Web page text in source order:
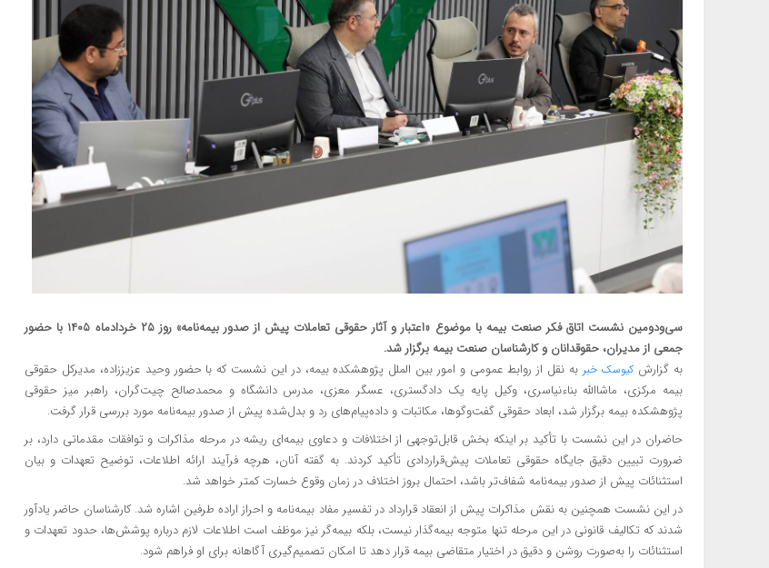
سی‌ودومین نشست اتاق فکر صنعت بیمه با موضوع «اعتبار و آثار حقوقی تعاملات پیش از صدور بیمه‌نامه» روز ۲۵ خردادماه ۱۴۰۵ با حضور
جمعی از مدیران، حقوقدانان و کارشناسان صنعت بیمه برگزار شد.
به گزارش کیوسک خبر به نقل از روابط عمومی و امور بین الملل پژوهشکده بیمه، در این نشست که با حضور وحید عزیززاده، مدیرکل حقوقی
بیمه مرکزی، ماشاالله بناءنیاسری، وکیل پایه یک دادگستری، عسگر معزی، مدرس دانشگاه و محمدصالح چیت‌گران، راهبر میز حقوقی
پژوهشکده بیمه برگزار شد، ابعاد حقوقی گفت‌وگوها، مکاتبات و داده‌پیام‌های رد و بدل‌شده پیش از صدور بیمه‌نامه مورد بررسی قرار گرفت.
حاضران در این نشست با تأکید بر اینکه بخش قابل‌توجهی از اختلافات و دعاوی بیمه‌ای ریشه در مرحله مذاکرات و توافقات مقدماتی دارد، بر
ضرورت تبیین دقیق جایگاه حقوقی تعاملات پیش‌قراردادی تأکید کردند. به گفته آنان، هرچه فرآیند ارائه اطلاعات، توضیح تعهدات و بیان
استثنائات پیش از صدور بیمه‌نامه شفاف‌تر باشد، احتمال بروز اختلاف در زمان وقوع خسارت کمتر خواهد شد.
در این نشست همچنین به نقش مذاکرات پیش از انعقاد قرارداد در تفسیر مفاد بیمه‌نامه و احراز اراده طرفین اشاره شد. کارشناسان حاضر یادآور
شدند که تکالیف قانونی در این مرحله تنها متوجه بیمه‌گذار نیست، بلکه بیمه‌گر نیز موظف است اطلاعات لازم درباره پوشش‌ها، حدود تعهدات و
استثنائات را به‌صورت روشن و دقیق در اختیار متقاضی بیمه قرار دهد تا امکان تصمیم‌گیری آگاهانه برای او فراهم شود.